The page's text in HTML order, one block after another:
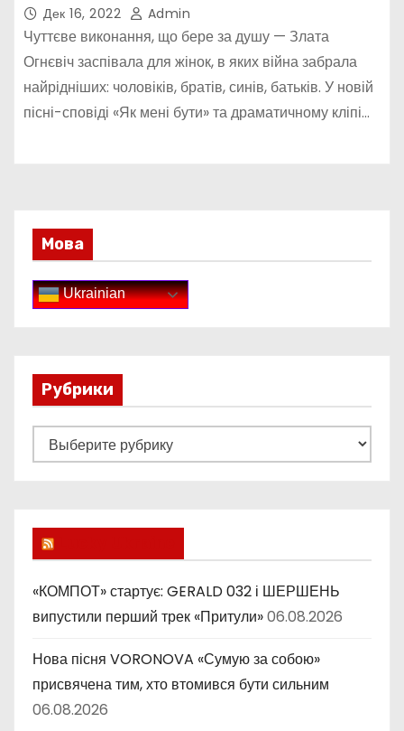
Дек 16, 2022 Admin
Чуттєве виконання, що бере за душу — Злата
Огнєвіч заспівала для жінок, в яких війна забрала
найрідніших: чоловіків, братів, синів, батьків. У новій
пісні-сповіді «Як мені бути» та драматичному кліпі…
Мова
Ukrainian
Рубрики
у
к
и
«КОМПОТ» стартує: GERALD 032 і ШЕРШЕНЬ
випустили перший трек «Притули»06.08.2026
Нова пісня VORONOVA «Сумую за собою»
присвячена тим, хто втомився бути сильним
06.08.2026